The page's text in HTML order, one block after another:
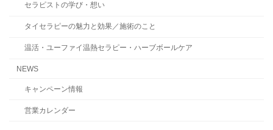
セラピストの学び・想い
タイセラピーの魅力と効果／施術のこと
温活・ユーファイ温熱セラピー・ハーブボールケア
NEWS
キャンペーン情報
営業カレンダー